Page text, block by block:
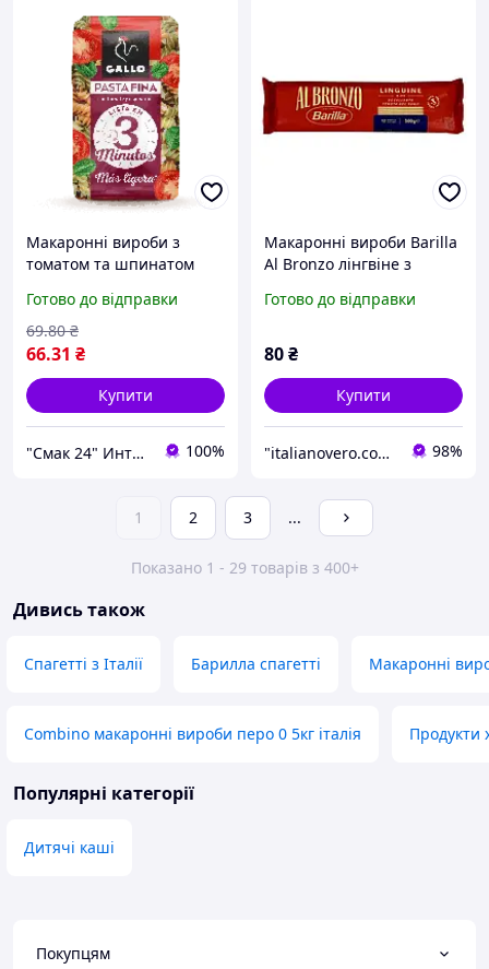
Макаронні вироби з
томатом та шпинатом
PastaFina 400 г Іспанія
Готово до відправки
66.31 ₴
69.80 ₴
Купити
"Смак 24" Интернет-магазин 100%
Макаронні вироби Barilla
Al Bronzo лінгвіне з
Linguine 312 500 г
Готово до відправки
80₴
Купити
"italianovero.com.ua" - інтернет-магазин продуктів харчування та побутової хімії з Європи 98%
1 2 3 ...
Показано 1 - 29 товарів з 400+
Дивись також
Спагетті з Італії Барилла спагетті Макаронні
Combino макаронні вироби перо 0 5кг італія Продукти
Популярні категорії
Дитячі каші
Покупцям